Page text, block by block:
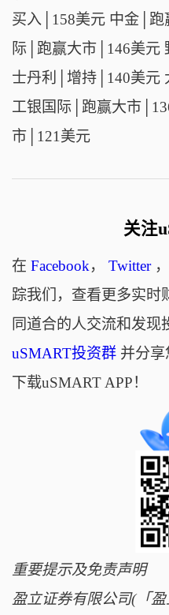
买入│158美元 中金│跑
际│跑赢大市│146美元
士丹利│增持│140美元
工银国际│跑赢大市
市│121美元
关注
在 Facebook， Twitter，
踪我们，查看更多实时
同道合的人交流和发现
uSMART投资群并分享
下载uSMART APP！
重要提示及免责声明
盈立证券有限公司(「